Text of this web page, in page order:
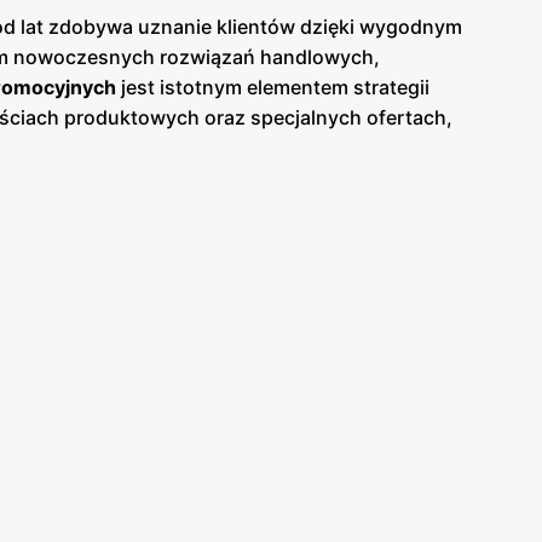
lat zdobywa uznanie klientów dzięki wygodnym
nowoczesnych rozwiązań handlowych,
jest istotnym elementem strategii
produktowych oraz specjalnych ofertach,
na bieżąco śledzić atrakcyjne oferty i korzystać z
takie jak aplikacja mobilna, która umożliwia
nowe produkty oraz regularnie aktualizując
produktów. Dzięki temu, klienci mogą liczyć
zrównoważonego rozwoju. Dzięki